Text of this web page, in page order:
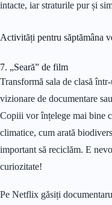
intacte, iar straturile pur și
Activități pentru săptămâna
7. „Seară” de film
Transformă sala de clasă
vizionare de documentare
Copiii vor înțelege mai bine
climatice, cum arată
important să reciclăm. E
curiozitate!
Pe Netflix găsiți